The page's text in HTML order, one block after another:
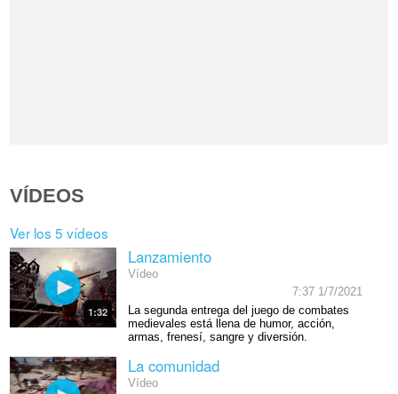
VÍDEOS
Ver los 5 vídeos
1:32
Lanzamiento
Vídeo
7:37 1/7/2021
La segunda entrega del juego de combates
medievales está llena de humor, acción,
armas, frenesí, sangre y diversión.
La comunidad
Vídeo